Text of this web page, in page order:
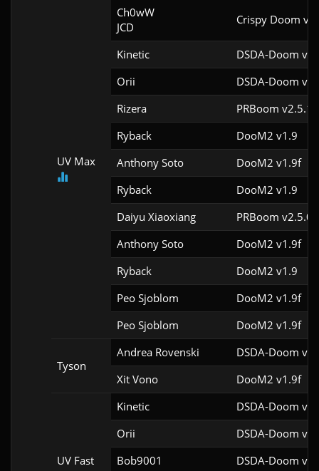
UV Max
Ch0wW
JCD
Crispy Doom
Kinetic
DSDA-Doom
Orii
DSDA-Doom
Rizera
PRBoom
Ryback
DooM2 v1.9
Anthony Soto
DooM2 v1.9f
Ryback
DooM2 v1.9
Daiyu Xiaoxiang
PRBoom
Anthony Soto
DooM2 v1.9f
Ryback
DooM2 v1.9
Peo Sjoblom
DooM2 v1.9f
Peo Sjoblom
DooM2 v1.9f
Tyson
Andrea Rovenski
DSDA-Doom
Xit Vono
DooM2 v1.9f
UV Fast
Kinetic
DSDA-Doom
Orii
DSDA-Doom
Bob9001
DSDA-Doom